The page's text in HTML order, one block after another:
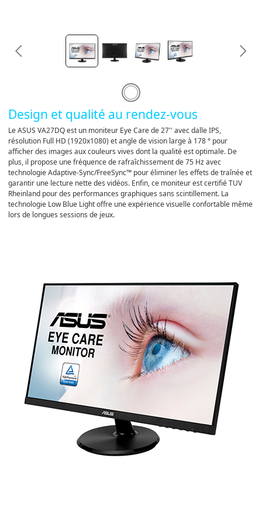
Design et qualité au rendez-vous
Le ASUS VA27DQ est un moniteur Eye Care de 27'' avec dalle IPS,
résolution Full HD (1920x1080) et angle de vision large à 178 ° pour
afficher des images aux couleurs vives dont la qualité est optimale. De
plus, il propose une fréquence de rafraîchissement de 75 Hz avec
technologie Adaptive-Sync/FreeSync™ pour éliminer les effets de traînée et
garantir une lecture nette des vidéos. Enfin, ce moniteur est certifié TUV
Rheinland pour des performances graphiques sans scintillement. La
technologie Low Blue Light offre une expérience visuelle confortable même
lors de longues sessions de jeux.